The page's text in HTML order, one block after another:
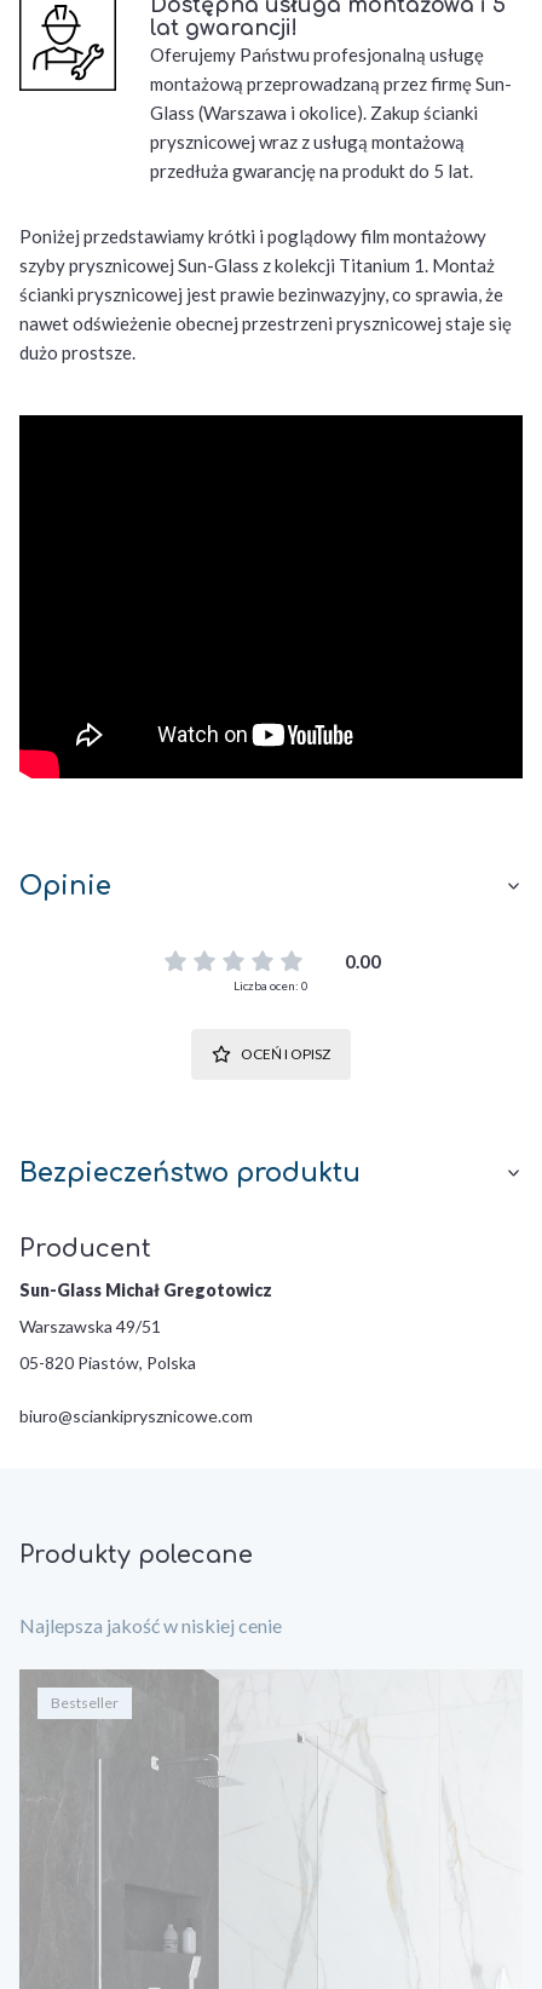
Dostępna usługa montażowa i 5
lat gwarancji!
Oferujemy Państwu profesjonalną usługę
montażową przeprowadzaną przez firmę Sun-
Glass (Warszawa i okolice). Zakup ścianki
prysznicowej wraz z usługą montażową
przedłuża gwarancję na produkt do 5 lat.
Poniżej przedstawiamy krótki i poglądowy film montażowy
szyby prysznicowej Sun-Glass z kolekcji Titanium 1. Montaż
ścianki prysznicowej jest prawie bezinwazyjny, co sprawia, że
nawet odświeżenie obecnej przestrzeni prysznicowej staje się
dużo prostsze.
Opinie
0.00
Liczba ocen: 0
OCEŃ I OPISZ
Bezpieczeństwo produktu
Producent
Sun-Glass Michał Gregotowicz
Warszawska 49/51
05-820 Piastów, Polska
biuro@sciankiprysznicowe.com
Produkty polecane
Najlepsza jakość w niskiej cenie
Bestseller